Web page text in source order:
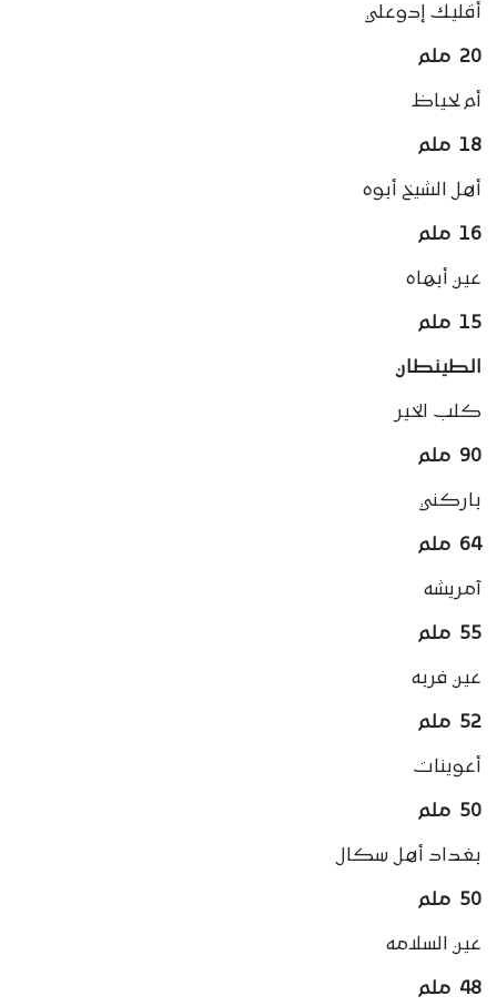
أقليك إدوعلي
20 ملم
أم لحياظ
18 ملم
أهل الشيخ أبوه
16 ملم
عين أبهاه
15 ملم
الطينطان
كلب الخير
90 ملم
باركني
64 ملم
آمريشه
55 ملم
عين فربه
52 ملم
أعوينات
50 ملم
بغداد أهل سكال
50 ملم
عين السلامه
48 ملم